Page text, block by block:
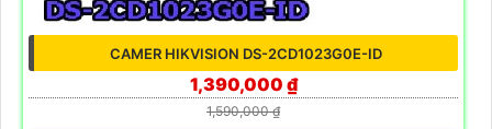
CAMER HIKVISION DS-2CD1023G0E-ID
1,390,000 ₫
1,590,000 ₫